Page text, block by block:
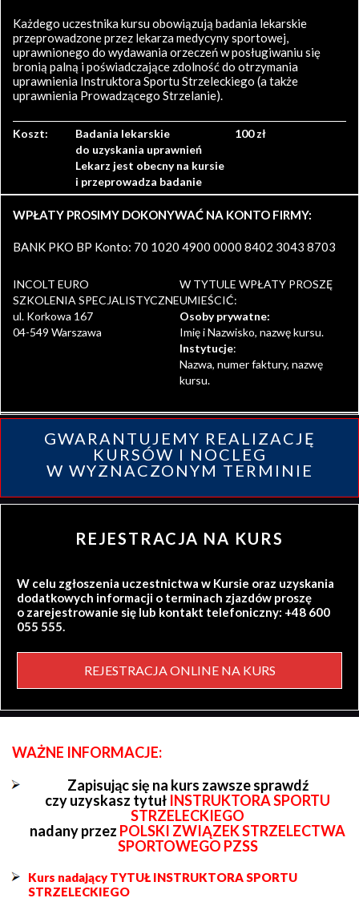
Każdego uczestnika kursu obowiązują badania lekarskie
przeprowadzone przez lekarza medycyny sportowej,
uprawnionego do wydawania orzeczeń w posługiwaniu się
bronią palną i poświadczające zdolność do otrzymania
uprawnienia Instruktora Sportu Strzeleckiego (a także
uprawnienia Prowadzącego Strzelanie).
Koszt:
Badania lekarskie
do uzyskania uprawnień
Lekarz jest obecny na kursie
i przeprowadza badanie
100 zł
WPŁATY PROSIMY DOKONYWAĆ NA KONTO FIRMY:
BANK PKO BP Konto: 70 1020 4900 0000 8402 3043 8703
INCOLT EURO
SZKOLENIA SPECJALISTYCZNE
ul. Korkowa 167
04-549 Warszawa
W TYTULE WPŁATY PROSZĘ
UMIEŚCIĆ:
Osoby prywatne:
Imię i Nazwisko, nazwę kursu.
Instytucje:
Nazwa, numer faktury, nazwę
kursu.
GWARANTUJEMY REALIZACJĘ
KURSÓW I NOCLEG
W WYZNACZONYM TERMINIE
REJESTRACJA NA KURS
W celu zgłoszenia uczestnictwa w Kursie oraz uzyskania
dodatkowych informacji o terminach zjazdów proszę
o zarejestrowanie się lub kontakt telefoniczny: +48 600
055 555.
REJESTRACJA ONLINE NA KURS
WAŻNE INFORMACJE:
Zapisując się na kurs zawsze sprawdź
czy uzyskasz tytuł INSTRUKTORA SPORTU
STRZELECKIEGO
nadany przez POLSKI ZWIĄZEK STRZELECTWA
SPORTOWEGO PZSS
Kurs nadający TYTUŁ INSTRUKTORA SPORTU
STRZELECKIEGO